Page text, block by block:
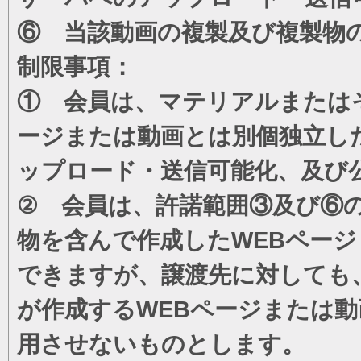
⑥ 当該動画の複製及び複製物
制限事項：
① 会員は、マテリアルまたは
ージまたは動画とは別個独立
ップロード・送信可能化、及
② 会員は、許諾範囲③及び⑥の
物を含んで作成したWEBペー
できますが、譲渡先に対して
が作成するWEBページまたは
用させないものとします。